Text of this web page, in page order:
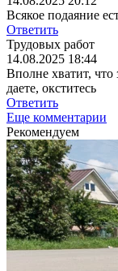
Всякое подаяние
Ответить
Трудовых работ
14.08.2025 18:44
Вполне хватит, что
даете, окститесь
Ответить
Еще комментарии
Рекомендуем